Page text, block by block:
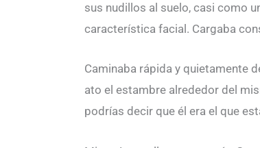
sus nudillos al suelo, casi como
característica facial. Cargaba
Caminaba rápida y quietamente
ato el estambre alrededor del
podrías decir que él era el que